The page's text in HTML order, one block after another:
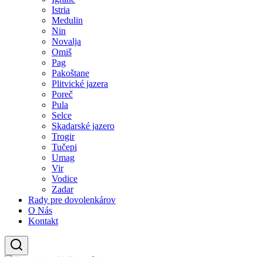
Istria
Medulin
Nin
Novalja
Omiš
Pag
Pakoštane
Plitvické jazera
Poreč
Pula
Selce
Skadarské jazero
Trogir
Tučepi
Umag
Vir
Vodice
Zadar
Rady pre dovolenkárov
O Nás
Kontakt